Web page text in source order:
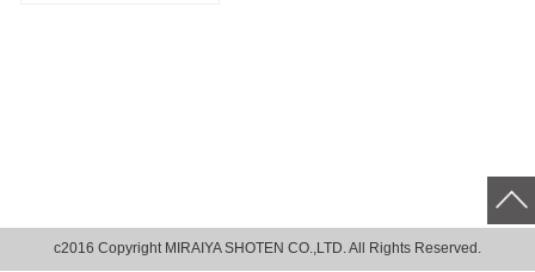
c2016 Copyright MIRAIYA SHOTEN CO.,LTD. All Rights Reserved.